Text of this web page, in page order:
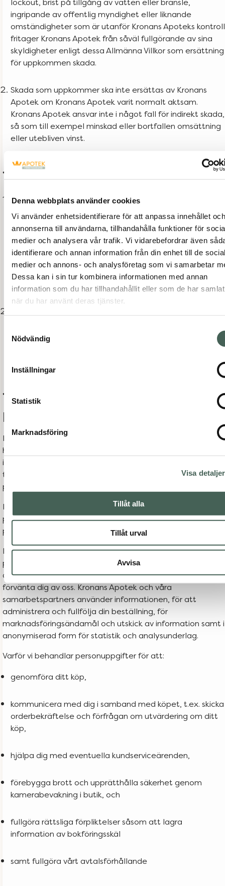
Denna webbplats använder cookies
Vi använder enhetsidentifierare för att anpassa innehållet och
annonserna till användarna, tillhandahålla funktioner för
medier och analysera vår trafik. Vi vidarebefordrar även
identifierare och annan information från din enhet till de
medier och annons- och analysföretag som vi samarbetar
Dessa kan i sin tur kombinera informationen med annan
information som du har tillhandahållit eller som de har
när du har använt deras tjänster.
Nödvändig
Inställningar
Statistik
Marknadsföring
Visa detaljer
Tillåt alla
Tillåt urval
Avvisa
ingripande av offentlig myndighet eller liknande
omständigheter som är utanför Kronans Apoteks kontroll
fritager Kronans Apotek från såväl fullgörande av sina
skyldigheter enligt dessa Allmänna Villkor som ersättning
för uppkommen skada.
Skada som uppkommer ska inte ersättas av Kronans
Apotek om Kronans Apotek varit normalt aktsam.
Kronans Apotek ansvar inte i något fall för indirekt skada,
så som till exempel minskad eller bortfallen omsättning
eller utebliven vinst.
11. Avtalets upphörande
Part har rätt att säga upp avtal om köp enligt dessa
Allmänna Villkor till omedelbart upphörande om den
andra Parten väsentligen underlåter att fullgöra sina
förpliktelser och underlåtenheten inte har avhjälpts inom
trettio (30) dagar från det att den första Parten gett
den andra Parten skriftlig underrättelse härom.
Underrättelsen ska ske utan onödigt dröjsmål från det
att Part uppmärksammats på förhållandet.
Kunden försätts i konkurs, inleder ackord, inställer sina
12. Information om Kronans Apoteks
personuppgiftsbehandling
Kronans Apotek AB är en apotekskedja som bedriver
handel med apoteksvaror både i fysiska butiker och på
internet via vår e-handelsplattform. För att kunna
tillhandahålla våra tjänster till dig så behandlar vi
personuppgifter om dig.
I denna informationstext beskriver vi hur vi behandlar dina
personuppgifter när du:Hur behandlar vi dina
personuppgifter?
I samband med din beställning kommer dina
personuppgifter behandlas av Kronans Apotek främst för
att fullfölja och tillhandahålla den service som du kan
förvänta dig av oss. Kronans Apotek och våra
samarbetspartners använder informationen, för att
administrera och fullfölja din beställning, för
marknadsföringsändamål och utskick av information samt i
anonymiserad form för statistik och analysunderlag.
Varför vi behandlar personuppgifter för att:
genomföra ditt köp,
kommunicera med dig i samband med köpet, t.ex. skicka
orderbekräftelse och förfrågan om utvärdering om ditt
köp,
hjälpa dig med eventuella kundserviceärenden,
förebygga brott och upprätthålla säkerhet genom
kamerabevakning i butik, och
fullgöra rättsliga förpliktelser såsom att lagra
information av bokföringsskäl
samt fullgöra vårt avtalsförhållande